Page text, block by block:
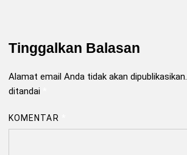
Tinggalkan Balasan
Alamat email Anda tidak akan dipublikasikan.
ditandai
KOMENTAR